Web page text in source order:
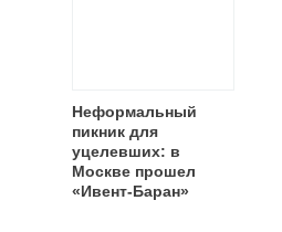
Неформальный
пикник для
уцелевших: в
Москве прошел
«Ивент-Баран»